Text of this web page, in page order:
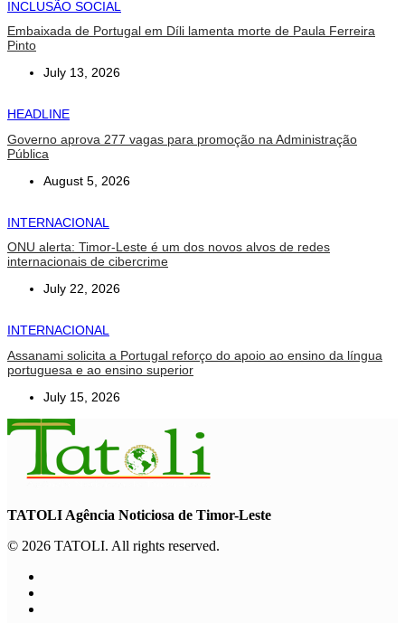
INCLUSÃO SOCIAL
Embaixada de Portugal em Díli lamenta morte de Paula Ferreira
Pinto
July 13, 2026
HEADLINE
Governo aprova 277 vagas para promoção na Administração
Pública
August 5, 2026
INTERNACIONAL
ONU alerta: Timor-Leste é um dos novos alvos de redes
internacionais de cibercrime
July 22, 2026
INTERNACIONAL
Assanami solicita a Portugal reforço do apoio ao ensino da língua
portuguesa e ao ensino superior
July 15, 2026
TATOLI Agência Noticiosa de Timor-Leste
© 2026 TATOLI. All rights reserved.